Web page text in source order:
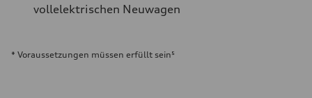
vollelektrischen Neuwagen
* Voraussetzungen müssen erfüllt sein⁵